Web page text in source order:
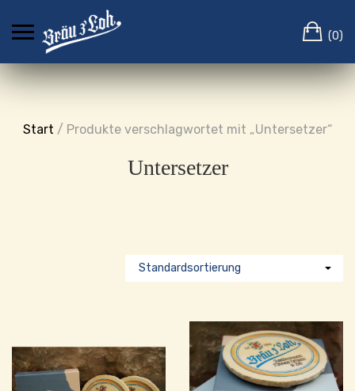
(0)
Start / Produkte verschlagwortet mit „Untersetzer“
Untersetzer